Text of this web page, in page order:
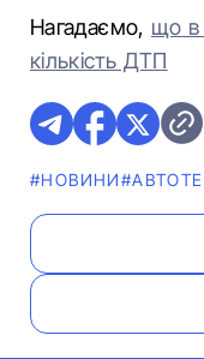
Нагадаємо, що в
кількість ДТП
#НОВИНИ